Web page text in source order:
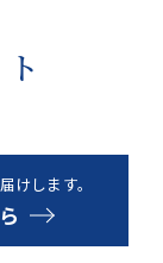
けします。